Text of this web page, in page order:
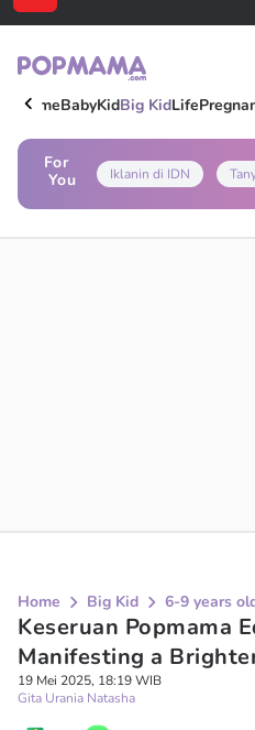
HomeBabyKidBig KidLife
For
You
Iklanin di IDN
Home Big Kid 6-9 years
Keseruan Popmama
Manifesting a
19 Mei 2025, 18:19 WIB
Gita Urania Natasha